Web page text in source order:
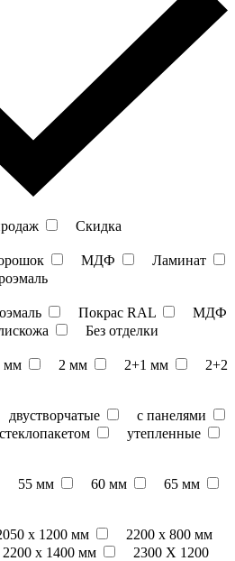
Скидка
МДФ
Ламинат
Покрас RAL
МДФ
Без отделки
мм 2 мм 2+1 мм
2+2
двустворчатые
с панелями
утепленные
55 мм 60 мм
65 мм
x 1200 мм
2200 x 800 мм
2200 х 1400 мм
2300 Х 1200